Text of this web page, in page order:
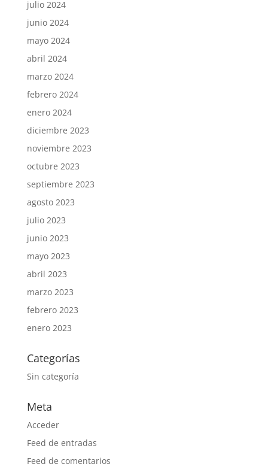
julio 2024
junio 2024
mayo 2024
abril 2024
marzo 2024
febrero 2024
enero 2024
diciembre 2023
noviembre 2023
octubre 2023
septiembre 2023
agosto 2023
julio 2023
junio 2023
mayo 2023
abril 2023
marzo 2023
febrero 2023
enero 2023
Categorías
Sin categoría
Meta
Acceder
Feed de entradas
Feed de comentarios